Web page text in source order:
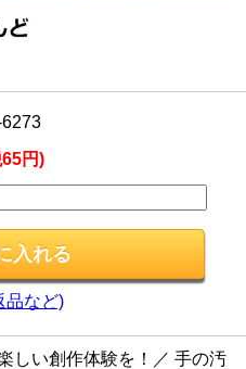
円)
品など)
しい創作体験を！／ 手の汚